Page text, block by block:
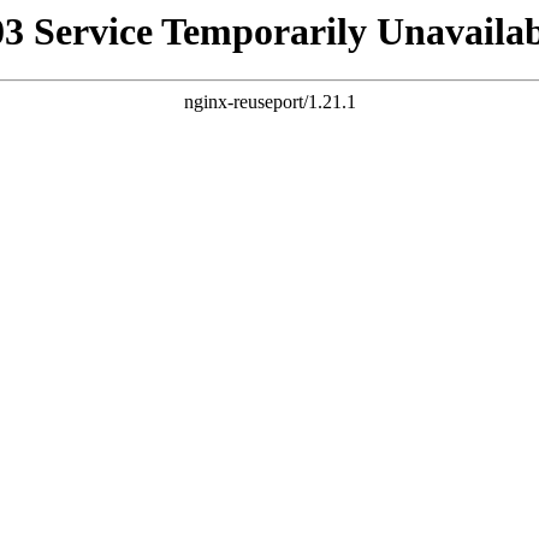
Service Temporarily
nginx-reuseport/1.21.1